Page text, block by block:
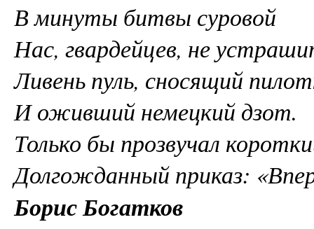
В минуты битвы суровой
Нас, гвардейцев, не
Ливень пуль, сносящий
И оживший немецкий дзот.
Только бы прозвучал
Долгожданный приказ:
Борис Богатков